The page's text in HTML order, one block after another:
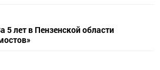
5 лет в Пензенской области